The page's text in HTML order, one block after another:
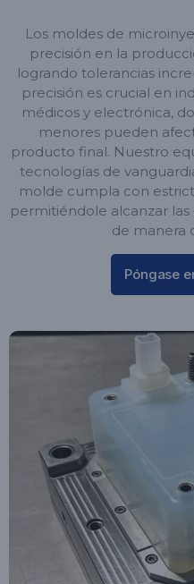
Los moldes de
precisión en la
logrando tolerancias
precisión es crucial en
médicos y electrónica,
menores pueden
producto final. Nuestro
tecnologías de
molde cumpla con
permitiéndole alcanzar
de manera
Póngase